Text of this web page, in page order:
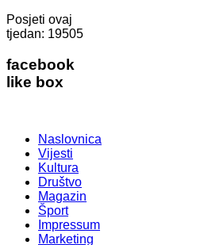
Posjeti ovaj
tjedan: 19505
facebook
like box
Naslovnica
Vijesti
Kultura
Društvo
Magazin
Šport
Impressum
Marketing